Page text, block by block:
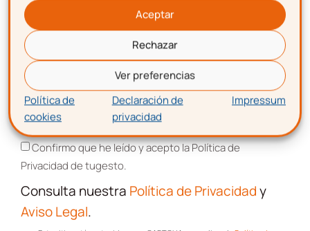
Aceptar
Rechazar
Ver preferencias
Política de
cookies
Declaración de
privacidad
Impressum
¡Descarga!
Correo electrónico
Aceptación de términos y condiciones
Confirmo que he leído y acepto la Política de
Privacidad de tugesto.
Consulta nuestra Política de Privacidady
Aviso Legal.